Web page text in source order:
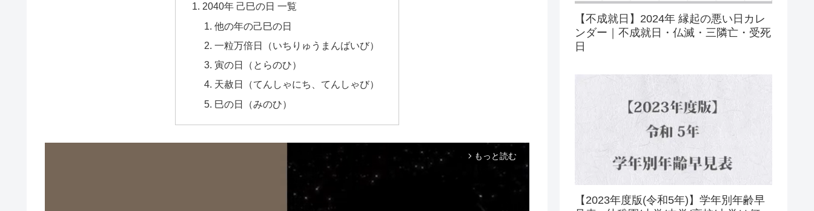
2040年 己巳の日 一覧
他の年の己巳の日
一粒万倍日（いちりゅうまんばいび）
寅の日（とらのひ）
天赦日（てんしゃにち、てんしゃび）
巳の日（みのひ）
arrow_forward_ios もっと読む
【不成就日】2024年 縁起の悪い日カレ
ンダー｜不成就日・仏滅・三隣亡・受死
日
【2023年度版(令和5年)】学年別年齢早